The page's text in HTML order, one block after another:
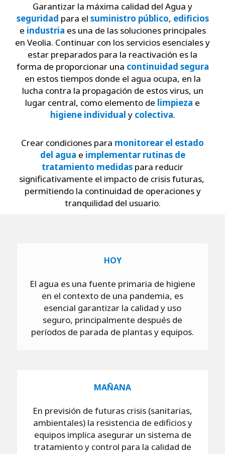
Garantizar la máxima calidad del Agua y
seguridad para el suministro público, edificios
e industria es una de las soluciones principales
en Veolia. Continuar con los servicios esenciales y
estar preparados para la reactivación es la
forma de proporcionar una continuidad segura
en estos tiempos donde el agua ocupa, en la
lucha contra la propagación de estos virus, un
lugar central, como elemento de limpieza e
higiene individual y colectiva.
Crear condiciones para monitorear el estado
del agua e implementar rutinas de
tratamiento medidas para reducir
significativamente el impacto de crisis futuras,
permitiendo la continuidad de operaciones y
tranquilidad del usuario.
HOY
El agua es una fuente primaria de higiene
en el contexto de una pandemia, es
esencial garantizar la calidad y uso
seguro, principalmente después de
períodos de parada de plantas y equipos.
MAÑANA
En previsión de futuras crisis (sanitarias,
ambientales) la resistencia de edificios y
equipos implica asegurar un sistema de
tratamiento y control para la calidad de